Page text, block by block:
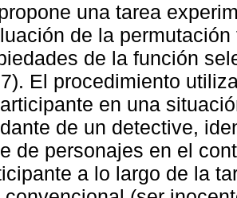
una tarea
de la
de la función
El procedimiento
en una
de un detective,
de personajes en el
a lo largo de la